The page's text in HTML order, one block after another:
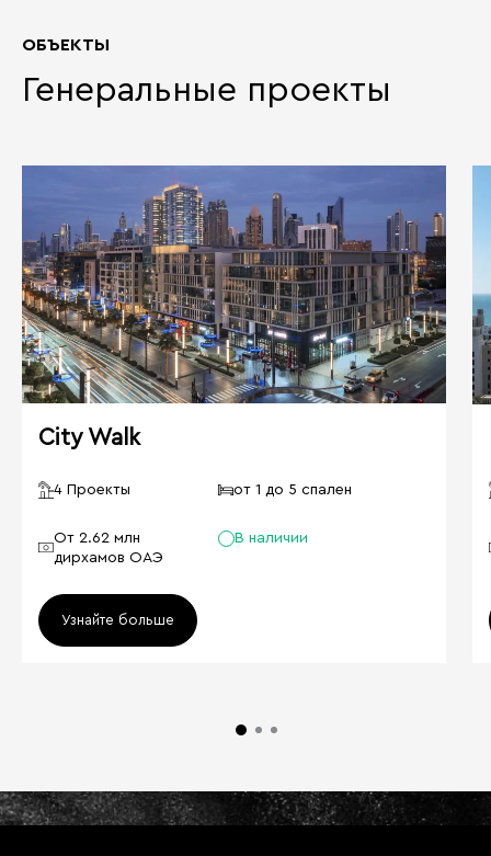
ОБЪЕКТЫ
Генеральные проекты
City Walk
4 Проекты от 1 до 5 спален
От 2.62 млн
дирхамов ОАЭ
В наличии
Узнайте больше